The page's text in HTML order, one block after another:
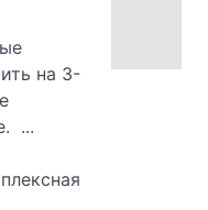
на 3-
...